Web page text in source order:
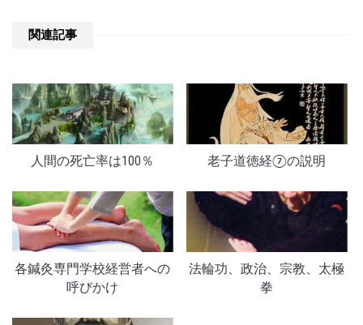
関連記事
人間の死亡率は100％ 老子道徳経⑦の説明
各鍼灸専門学校経営者への
呼びかけ
法輪功、政治、宗教、太極
拳